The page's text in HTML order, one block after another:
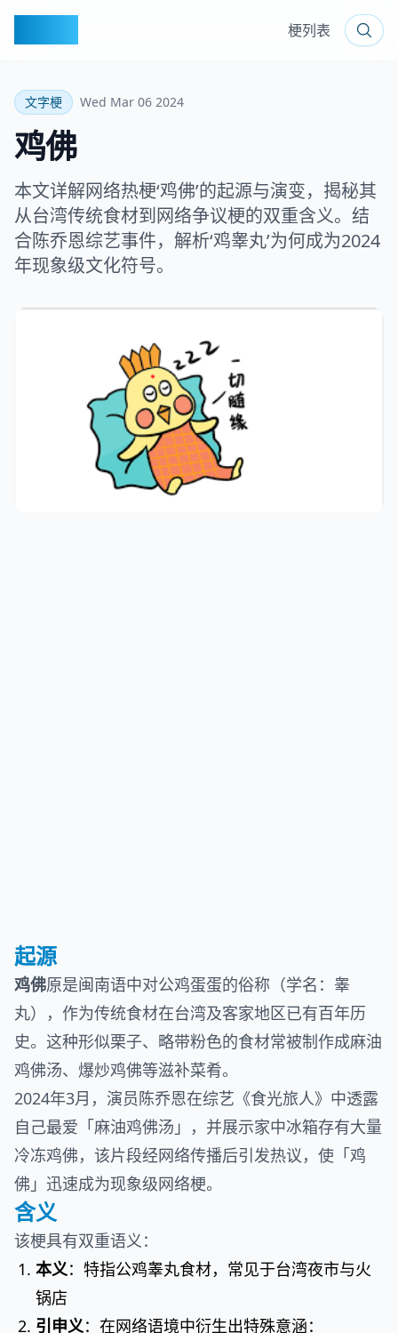
梗列表
文字梗 Wed Mar 06 2024
鸡佛
本文详解网络热梗‘鸡佛’的起源与演变，揭秘其
从台湾传统食材到网络争议梗的双重含义。结
合陈乔恩综艺事件，解析‘鸡睾丸’为何成为2024
年现象级文化符号。
起源
鸡佛原是闽南语中对公鸡蛋蛋的俗称（学名：睾
丸），作为传统食材在台湾及客家地区已有百年历
史。这种形似栗子、略带粉色的食材常被制作成麻油
鸡佛汤、爆炒鸡佛等滋补菜肴。
2024年3月，演员陈乔恩在综艺《食光旅人》中透露
自己最爱「麻油鸡佛汤」，并展示家中冰箱存有大量
冷冻鸡佛，该片段经网络传播后引发热议，使「鸡
佛」迅速成为现象级网络梗。
含义
该梗具有双重语义：
本义：特指公鸡睾丸食材，常见于台湾夜市与火
锅店
引申义：在网络语境中衍生出特殊意涵：